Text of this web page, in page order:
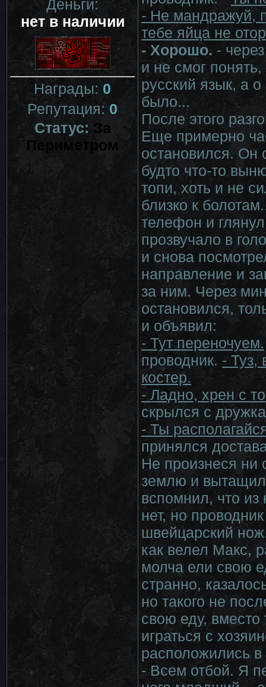
Деньги:
нет в наличии
Награды:0
Репутация:0
Статус:За
Периметром
- Не мандражуй,
тебе яйца не
- Хорошо.-
и не смог
русский язык, а
было...
После этого
Еще примерно
остановился. Он
будто что-то
топи, хоть и не
близко к
телефон и
прозвучало в
и снова
направление и
за ним. Через
остановился,
и объявил:
- Тут переночуем.
проводник.- Туз,
костер.
- Ладно, хрен с
скрылся с
- Ты
принялся
Не произнеся ни
землю и вытащил
вспомнил, что из
нет, но
швейцарский
как велел Макс,
молча ели свою
странно,
но такого не
свою еду, вместо
играться с
расположились
- Всем отбой. Я